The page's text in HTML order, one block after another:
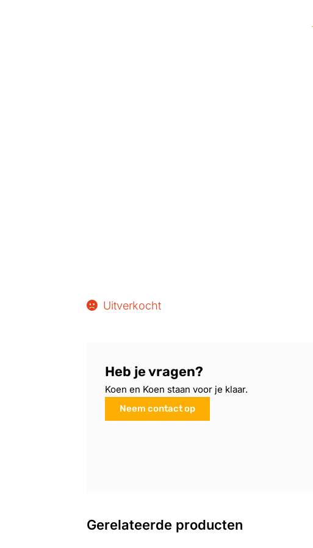
Uitverkocht
Heb je vragen?
Koen en Koen staan voor je klaar.
Neem contact op
Gerelateerde producten